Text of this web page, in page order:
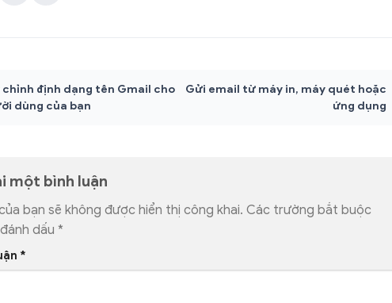
chỉnh định dạng tên Gmail cho
dùng của bạn
Gửi email từ máy in, máy quét hoặc
ứng dụng
một bình luận
bạn sẽ không được hiển thị công khai. Các trường bắt buộc
dấu *
*